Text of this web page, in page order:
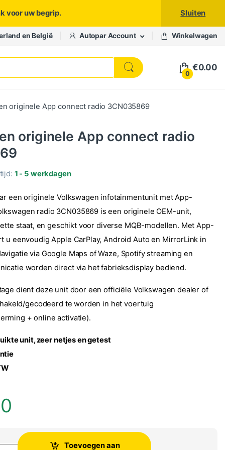
voor uw begrip. Sluiten
en België Autopar Account Winkelwagen
0
€0.00
originele App connect radio 3CN035869
originele App connect radio
1 - 5 werkdagen
een originele Volkswagen infotainmentunit met App-
radio 3CN035869 is een originele OEM-unit,
staat, en geschikt voor diverse MQB-modellen. Met App-
u eenvoudig Apple CarPlay, Android Auto en MirrorLink in
via Google Maps of Waze, Spotify streaming en
worden direct via het fabrieksdisplay bediend.
dient deze unit door een officiële Volkswagen dealer of
gecodeerd te worden in het voertuig
+ online activatie).
unit, zeer netjes en getest
App connect radio 3CN035869 aantal
Toevoegen aan